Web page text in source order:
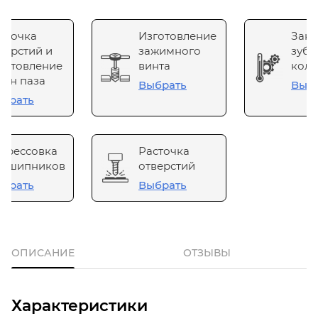
и
паза
Изготовление
зажимного
винта
Выбрать
Расточка
отверстий
Выбрать
ОПИСАНИЕ ОТЗЫВЫ
Характеристики